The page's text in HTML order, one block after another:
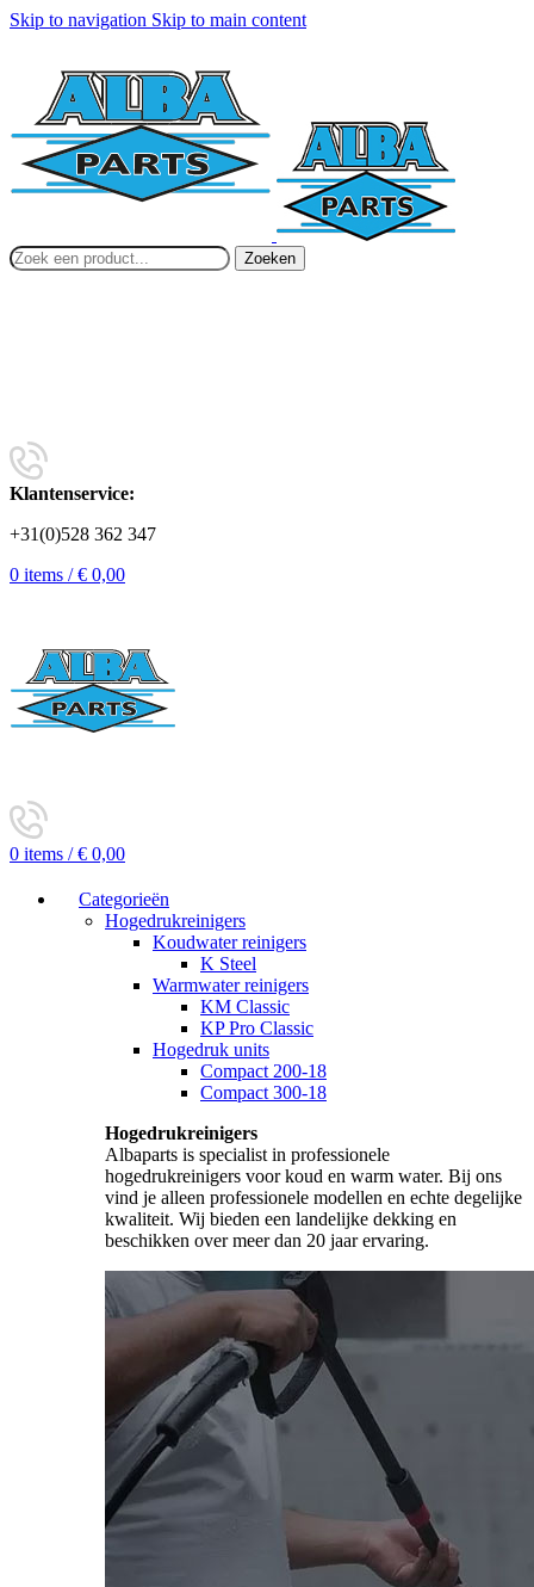
Skip to navigation Skip to main content
Zoeken
Klantenservice:
+31(0)528 362 347
0 items / € 0,00
0 items / € 0,00
Categorieën
Hogedrukreinigers
Koudwater reinigers
K Steel
Warmwater reinigers
KM Classic
KP Pro Classic
Hogedruk units
Compact 200-18
Compact 300-18
Hogedrukreinigers
Albaparts is specialist in professionele
hogedrukreinigers voor koud en warm water. Bij ons
vind je alleen professionele modellen en echte degelijke
kwaliteit. Wij bieden een landelijke dekking en
beschikken over meer dan 20 jaar ervaring.